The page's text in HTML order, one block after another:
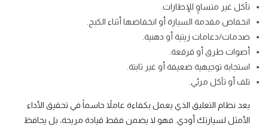
تآكل غير متساوٍ للإطارات.
انخفاض مقدمة السيارة أو انخفاضها أثناء الكبح.
صدمات/دعامات زيتية أو دهنية.
أصوات طرق أو قرقعة.
استجابة توجيهية ضعيفة أو غير ثابتة.
تلف أو تآكل مرئي.
يعد نظام التعليق الذي يعمل بكفاءة عاملاً حاسماً في تحقيق الأداء
الأمثل لسيارتك أودي. فهو لا يضمن فقط قيادة مريحة، بل يحافظ